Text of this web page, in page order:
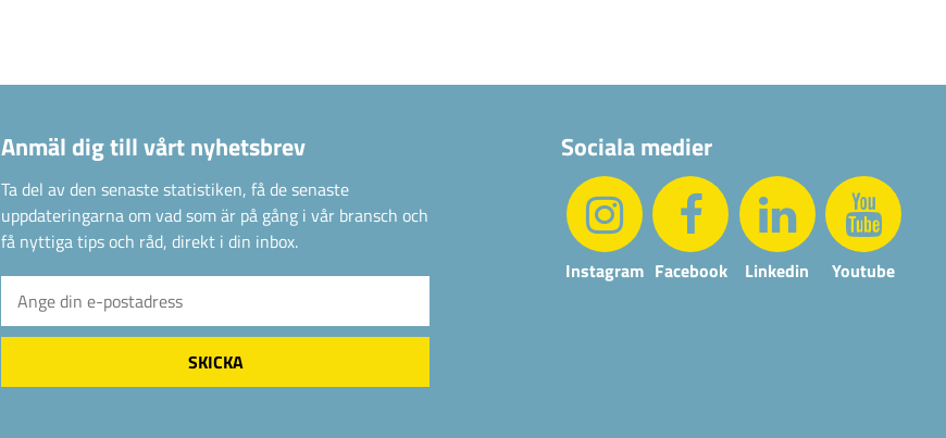
Anmäl dig till vårt nyhetsbrev
Ta del av den senaste statistiken, få de senaste
uppdateringarna om vad som är på gång i vår bransch och
få nyttiga tips och råd, direkt i din inbox.
Sociala medier
Instagram Facebook Linkedin Youtube